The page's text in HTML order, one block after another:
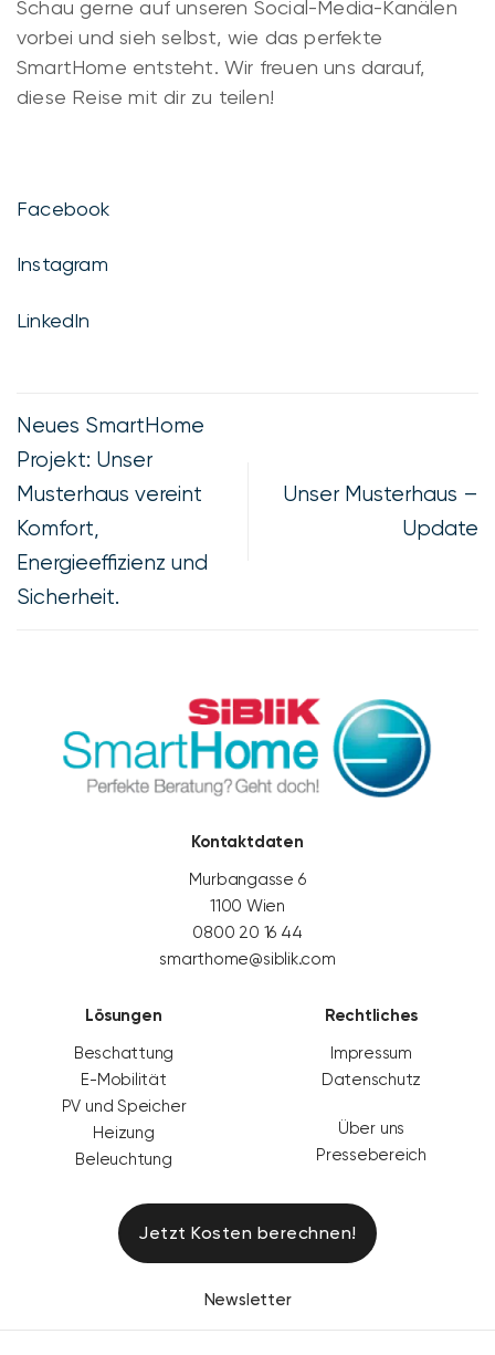
Schau gerne auf unseren Social-Media-Kanälen
vorbei und sieh selbst, wie das perfekte
SmartHome entsteht. Wir freuen uns darauf,
diese Reise mit dir zu teilen!
Facebook
Instagram
LinkedIn
Neues SmartHome
Projekt: Unser
Musterhaus vereint
Komfort,
Energieeffizienz und
Sicherheit.
Unser Musterhaus –
Update
Kontaktdaten
Murbangasse 6
1100 Wien
0800 20 16 44
smarthome@siblik.com
Lösungen
Beschattung
E-Mobilität
PV und Speicher
Heizung
Beleuchtung
Rechtliches
Impressum
Datenschutz
Über uns
Pressebereich
Jetzt Kosten berechnen!
Newsletter